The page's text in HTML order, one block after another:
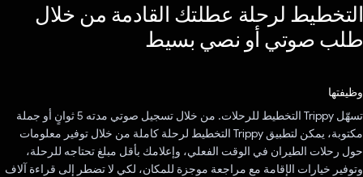
التخطيط لرحلة عطلتك القادمة من خلال
طلب صوتي أو نصي بسيط
وظيفتها
تسهّل Trippy التخطيط للرحلات. من خلال تسجيل صوتي مدته 5 ثوانٍ أو جملة
مكتوبة، يمكن لتطبيق Trippy التخطيط لرحلة كاملة من خلال توفير معلومات
حول رحلات الطيران في الوقت الفعلي، وإعلامك بأقل مبلغ تحتاجه للرحلة،
وتوفير خيارات الإقامة مع مراجعة موجزة للمكان، لكي لا تضطر إلى قراءة آلاف